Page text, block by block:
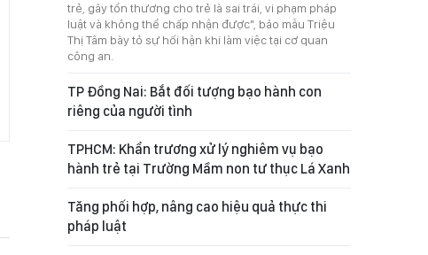
trẻ, gây tổn thương cho trẻ là sai trái, vi phạm pháp
luật và không thể chấp nhận được", bảo mẫu Triệu
Thị Tâm bày tỏ sự hối hận khi làm việc tại cơ quan
công an.
TP Đồng Nai: Bắt đối tượng bạo hành con
riêng của người tình
TPHCM: Khẩn trương xử lý nghiêm vụ bạo
hành trẻ tại Trường Mầm non tư thục Lá Xanh
Tăng phối hợp, nâng cao hiệu quả thực thi
pháp luật